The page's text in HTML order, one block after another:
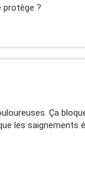
protège ?
Ça
les saignements